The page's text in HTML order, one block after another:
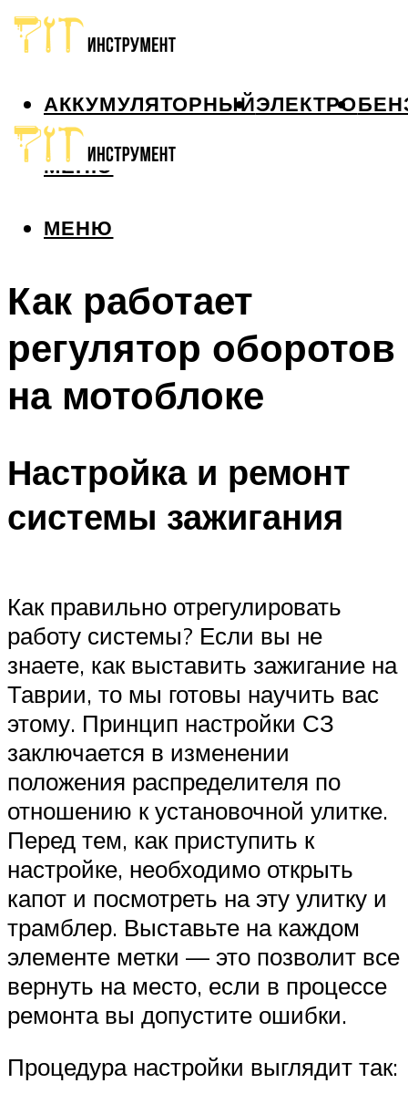
АККУМУЛЯТОРНЫЙЭЛЕКТРО
МЕНЮ
МЕНЮ
Как работает
регулятор оборотов
на мотоблоке
Настройка и ремонт
системы зажигания
Как правильно отрегулировать
работу системы? Если вы не
знаете, как выставить зажигание на
Таврии, то мы готовы научить вас
этому. Принцип настройки СЗ
заключается в изменении
положения распределителя по
отношению к установочной улитке.
Перед тем, как приступить к
настройке, необходимо открыть
капот и посмотреть на эту улитку и
трамблер. Выставьте на каждом
элементе метки — это позволит все
вернуть на место, если в процессе
ремонта вы допустите ошибки.
Процедура настройки выглядит так: